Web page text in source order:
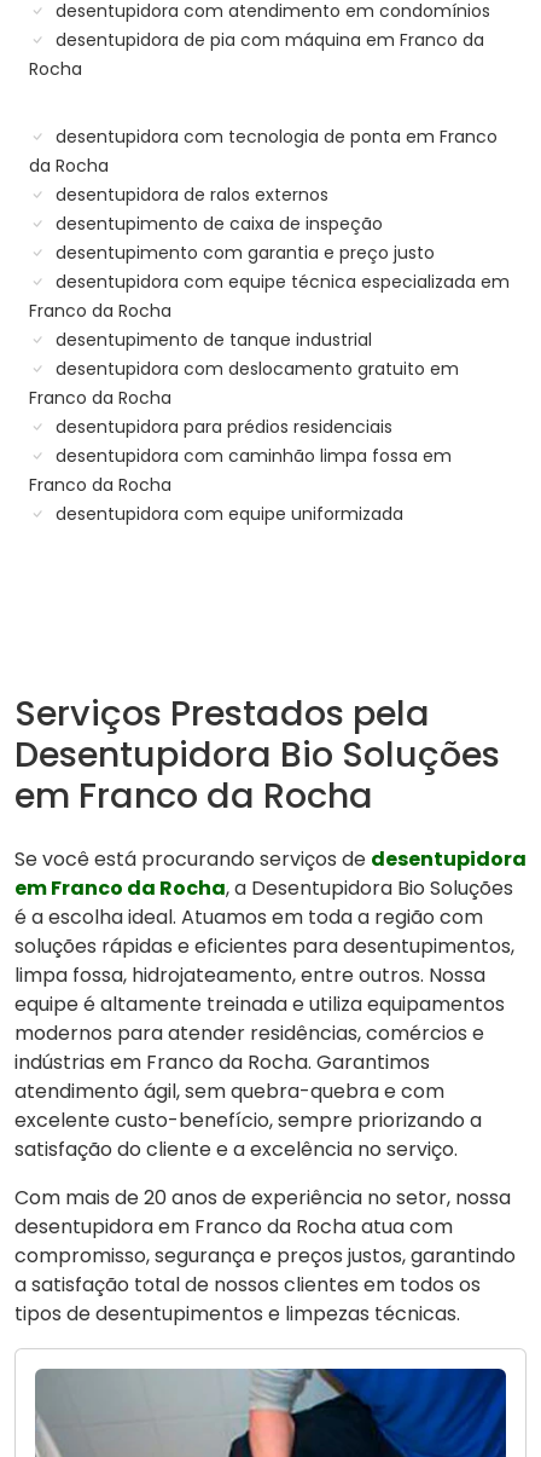
desentupidora com atendimento em condomínios
desentupidora de pia com máquina em Franco da
Rocha
desentupidora com tecnologia de ponta em Franco
da Rocha
desentupidora de ralos externos
desentupimento de caixa de inspeção
desentupimento com garantia e preço justo
desentupidora com equipe técnica especializada em
Franco da Rocha
desentupimento de tanque industrial
desentupidora com deslocamento gratuito em
Franco da Rocha
desentupidora para prédios residenciais
desentupidora com caminhão limpa fossa em
Franco da Rocha
desentupidora com equipe uniformizada
Serviços Prestados pela
Desentupidora Bio Soluções
em Franco da Rocha
Se você está procurando serviços de desentupidora
em Franco da Rocha, a Desentupidora Bio Soluções
é a escolha ideal. Atuamos em toda a região com
soluções rápidas e eficientes para desentupimentos,
limpa fossa, hidrojateamento, entre outros. Nossa
equipe é altamente treinada e utiliza equipamentos
modernos para atender residências, comércios e
indústrias em Franco da Rocha. Garantimos
atendimento ágil, sem quebra-quebra e com
excelente custo-benefício, sempre priorizando a
satisfação do cliente e a excelência no serviço.
Com mais de 20 anos de experiência no setor, nossa
desentupidora em Franco da Rocha atua com
compromisso, segurança e preços justos, garantindo
a satisfação total de nossos clientes em todos os
tipos de desentupimentos e limpezas técnicas.